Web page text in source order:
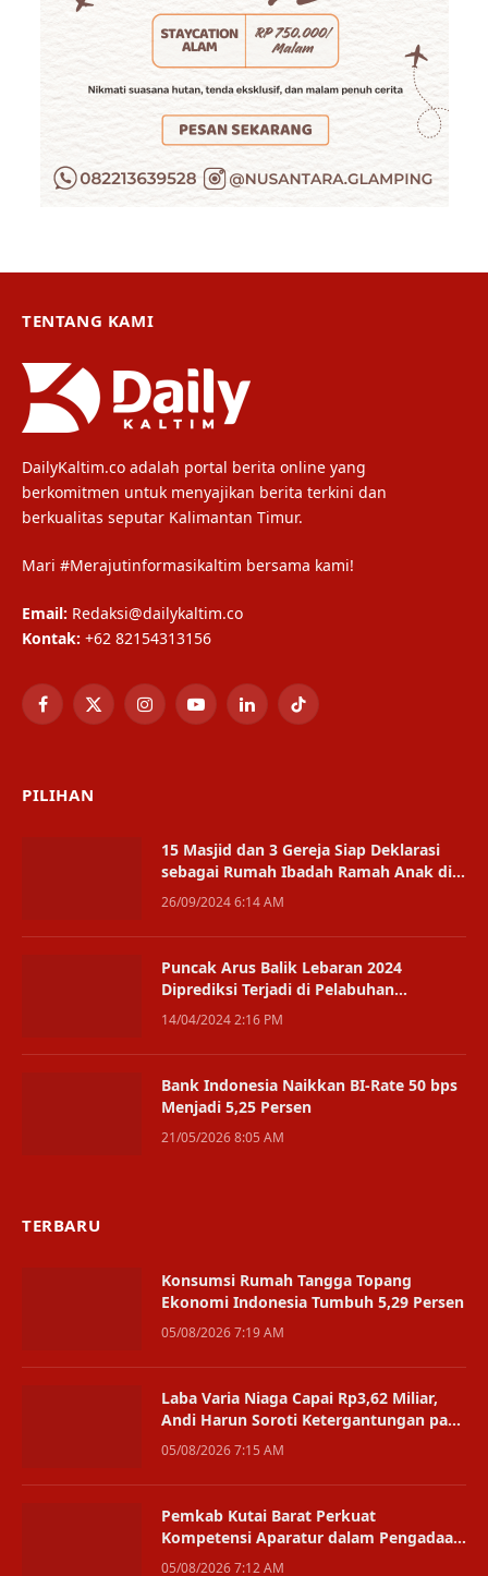
TENTANG KAMI
DailyKaltim.co adalah portal berita online yang
berkomitmen untuk menyajikan berita terkini dan
berkualitas seputar Kalimantan Timur.
Mari #Merajutinformasikaltim bersama kami!
Email: Redaksi@dailykaltim.co
Kontak: +62 82154313156
Facebook
X
InstagramYouTubeLinkedInTikTok
PILIHAN
15 Masjid dan 3 Gereja Siap Deklarasi
sebagai Rumah Ibadah Ramah Anak di
PPU
26/09/2024 6:14 AM
Puncak Arus Balik Lebaran 2024
Diprediksi Terjadi di Pelabuhan
Semayang
14/04/2024 2:16 PM
Bank Indonesia Naikkan BI-Rate 50 bps
Menjadi 5,25 Persen
21/05/2026 8:05 AM
TERBARU
Konsumsi Rumah Tangga Topang
Ekonomi Indonesia Tumbuh 5,29 Persen
05/08/2026 7:19 AM
Laba Varia Niaga Capai Rp3,62 Miliar,
Andi Harun Soroti Ketergantungan pada
Satu Bisnis
05/08/2026 7:15 AM
Pemkab Kutai Barat Perkuat
Kompetensi Aparatur dalam Pengadaan
Digital
05/08/2026 7:12 AM